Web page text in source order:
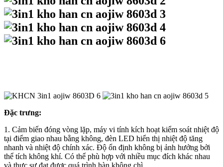
Đặc trưng:
1. Cảm biến đóng vòng lặp, máy vi tính kích hoạt kiểm soát nhiệt độ
tại điểm giao nhau bằng không, đèn LED hiển thị nhiệt độ tăng
nhanh và nhiệt độ chính xác. Độ ổn định không bị ảnh hưởng bởi
thể tích không khí. Có thể phù hợp với nhiều mục đích khác nhau